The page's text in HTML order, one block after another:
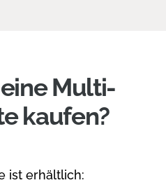
Multi-
kaufen?
ist erhältlich: